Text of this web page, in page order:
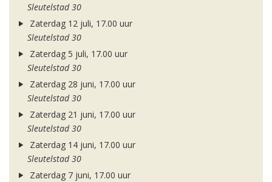
Sleutelstad 30
Zaterdag 12 juli, 17.00 uur
Sleutelstad 30
Zaterdag 5 juli, 17.00 uur
Sleutelstad 30
Zaterdag 28 juni, 17.00 uur
Sleutelstad 30
Zaterdag 21 juni, 17.00 uur
Sleutelstad 30
Zaterdag 14 juni, 17.00 uur
Sleutelstad 30
Zaterdag 7 juni, 17.00 uur